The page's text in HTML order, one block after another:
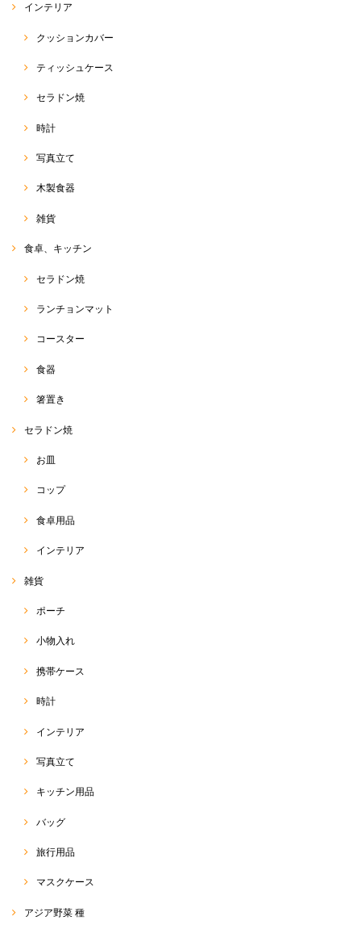
インテリア
クッションカバー
ティッシュケース
セラドン焼
時計
写真立て
木製食器
雑貨
食卓、キッチン
セラドン焼
ランチョンマット
コースター
食器
箸置き
セラドン焼
お皿
コップ
食卓用品
インテリア
雑貨
ポーチ
小物入れ
携帯ケース
時計
インテリア
写真立て
キッチン用品
バッグ
旅行用品
マスクケース
アジア野菜 種